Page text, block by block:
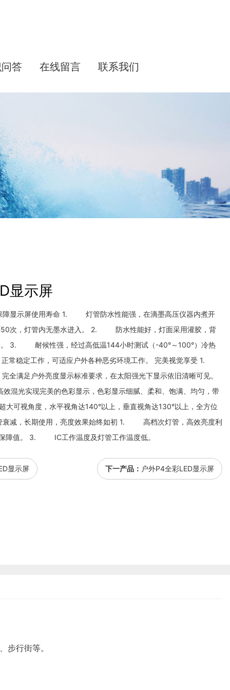
答 在线留言 联系我们
显示屏
障显示屏使用寿命 1. 灯管防水性能强，在滴墨高压仪器内煮开
50次，灯管内无墨水进入。 2. 防水性能好，灯面采用灌胶，背
。 3. 耐候性强，经过高低温144小时测试（-40°～100°）冷热
正常稳定工作，可适应户外各种恶劣环境工作。 完美视觉享受 1.
全满足户外亮度显示标准要求，在太阳强光下显示依旧清晰可见。
光实现完美的色彩显示，色彩显示细腻、柔和、饱满、均匀，带
视角度，水平视角达140°以上，垂直视角达130°以上，全方位
衰减，长期使用，亮度效果始终如初 1. 高档次灯管，高效亮度利
值。 3. IC工作温度及灯管工作温度低。
显示屏 下一产品： 户外P4全彩LED显示屏
步行街等。